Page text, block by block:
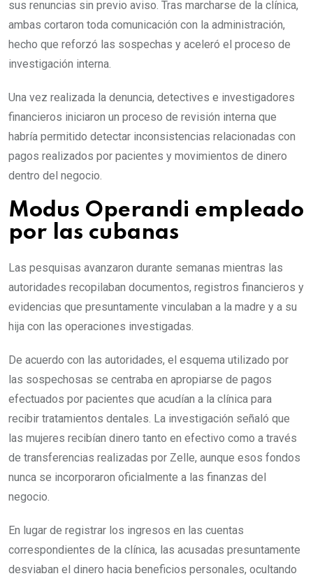
sus renuncias sin previo aviso. Tras marcharse de la clínica,
ambas cortaron toda comunicación con la administración,
hecho que reforzó las sospechas y aceleró el proceso de
investigación interna.
Una vez realizada la denuncia, detectives e investigadores
financieros iniciaron un proceso de revisión interna que
habría permitido detectar inconsistencias relacionadas con
pagos realizados por pacientes y movimientos de dinero
dentro del negocio.
Modus Operandi empleado
por las cubanas
Las pesquisas avanzaron durante semanas mientras las
autoridades recopilaban documentos, registros financieros y
evidencias que presuntamente vinculaban a la madre y a su
hija con las operaciones investigadas.
De acuerdo con las autoridades, el esquema utilizado por
las sospechosas se centraba en apropiarse de pagos
efectuados por pacientes que acudían a la clínica para
recibir tratamientos dentales. La investigación señaló que
las mujeres recibían dinero tanto en efectivo como a través
de transferencias realizadas por Zelle, aunque esos fondos
nunca se incorporaron oficialmente a las finanzas del
negocio.
En lugar de registrar los ingresos en las cuentas
correspondientes de la clínica, las acusadas presuntamente
desviaban el dinero hacia beneficios personales, ocultando